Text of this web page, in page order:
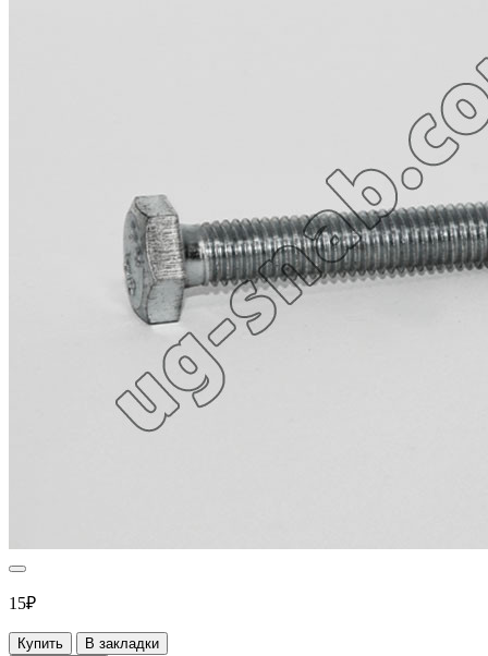
15₽
Купить
В закладки